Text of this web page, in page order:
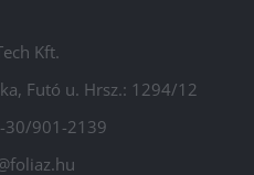
Kft.
Futó u. Hrsz.: 1294/12
30/901-2139